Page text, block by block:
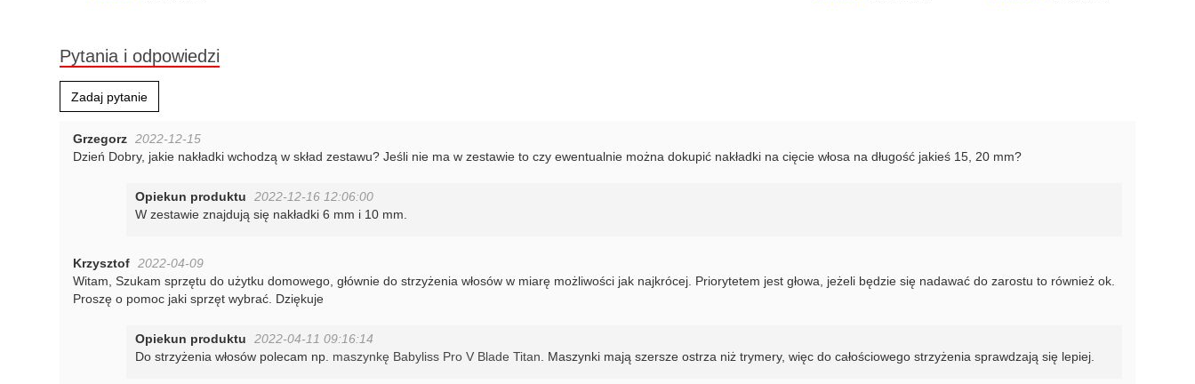
Pytania i odpowiedzi
Zadaj pytanie
Grzegorz 2022-12-15
Dzień Dobry, jakie nakładki wchodzą w skład zestawu? Jeśli nie ma w zestawie to czy ewentualnie można dokupić nakładki na cięcie włosa na długość jakieś 15, 20 mm?
Opiekun produktu
2022-12-16 12:06:00
W zestawie znajdują się nakładki 6 mm i 10 mm.
Krzysztof 2022-04-09
Witam, Szukam sprzętu do użytku domowego, głównie do strzyżenia włosów w miarę możliwości jak najkrócej. Priorytetem jest głowa, jeżeli będzie się nadawać do zarostu to również ok.
Proszę o pomoc jaki sprzęt wybrać. Dziękuje
Opiekun produktu
2022-04-11 09:16:14
Do strzyżenia włosów polecam np. maszynkę Babyliss Pro V Blade Titan . Maszynki mają szersze ostrza niż trymery, więc do całościowego strzyżenia sprawdzają się lepiej.